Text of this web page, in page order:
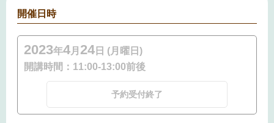
開催日時
2023年4月 24 日 (月曜日)
開講時間： 11:00-13:00前後
予約受付終了